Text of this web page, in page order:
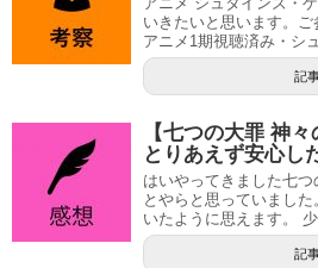
いきたいと思います。
アニメ1期視聴済み・シ
記
【七つの大罪 神
とりあえず安心し
はいやってきました七
とやらと思っていまし
いたように思えます。 少
記